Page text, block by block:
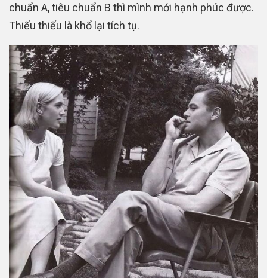
chuẩn A, tiêu chuẩn B thì mình mới hạnh phúc được.
Thiếu thiếu là khổ lại tích tụ.